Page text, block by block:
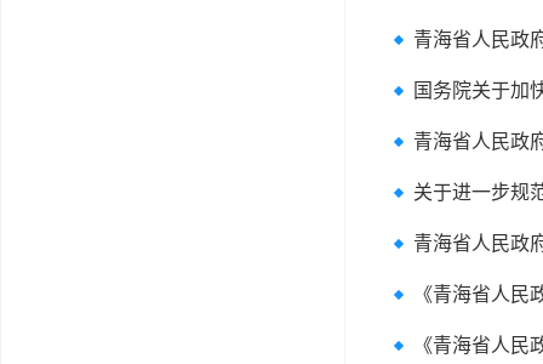
青海省人民政
国务院关于加
青海省人民政
关于进一步规
青海省人民政
《青海省人民
《青海省人民